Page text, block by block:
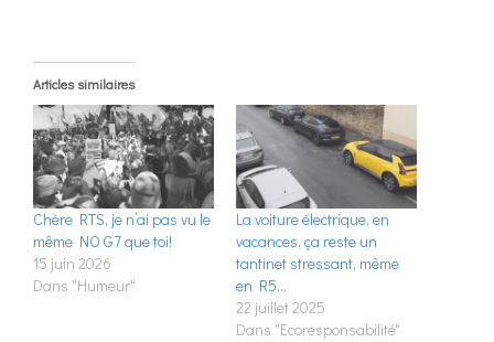
Articles similaires
Chère RTS, je n’ai pas vu le
même NO G7 que toi!
15 juin 2026
Dans "Humeur"
La voiture électrique, en
vacances, ça reste un
tantinet stressant, même
en R5…
22 juillet 2025
Dans "Ecoresponsabilité"